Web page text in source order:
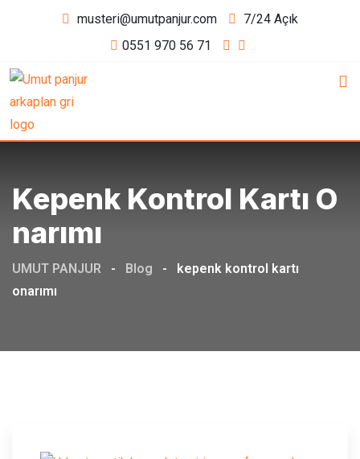
musteri@umutpanjur.com
7/24 Açık
0551 970 56 71
Kepenk Kontrol Kartı O
Narımı
UMUT PANJUR - Blog -
kepenk kontrol kartı
onarımı